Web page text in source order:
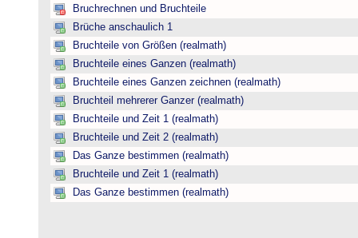
Bruchrechnen und Bruchteile
Brüche anschaulich 1
Bruchteile von Größen (realmath)
Bruchteile eines Ganzen (realmath)
Bruchteile eines Ganzen zeichnen (realmath)
Bruchteil mehrerer Ganzer (realmath)
Bruchteile und Zeit 1 (realmath)
Bruchteile und Zeit 2 (realmath)
Das Ganze bestimmen (realmath)
Bruchteile und Zeit 1 (realmath)
Das Ganze bestimmen (realmath)